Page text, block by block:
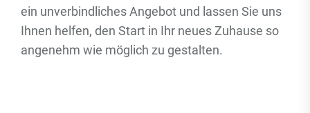
ein unverbindliches Angebot und lassen Sie uns
Ihnen helfen, den Start in Ihr neues Zuhause so
angenehm wie möglich zu gestalten.